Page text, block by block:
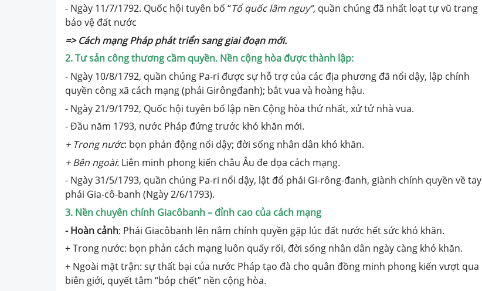
- Ngày 11/7/1792. Quốc hội tuyên bố “Tổ quốc lâm nguy”, quần chúng đã nhất loạt tự vũ trang
bảo vệ đất nước
=> Cách mạng Pháp phát triển sang giai đoạn mới.
2. Tư sản công thương cầm quyền. Nền cộng hòa được thành lập:
- Ngày 10/8/1792, quần chúng Pa-ri được sự hỗ trợ của các địa phương đã nổi dậy, lập chính
quyền công xã cách mạng (phái Girôngđanh); bắt vua và hoàng hậu.
- Ngày 21/9/1792, Quốc hội tuyên bố lập nền Cộng hòa thứ nhất, xử tử nhà vua.
- Đầu năm 1793, nước Pháp đứng trước khó khăn mới.
+ Trong nước: bọn phản động nổi dậy; đời sống nhân dân khó khăn.
+ Bên ngoài: Liên minh phong kiến châu Âu đe dọa cách mạng.
- Ngày 31/5/1793, quần chúng Pa-ri nổi dậy, lật đổ phái Gi-rông-đanh, giành chính quyền về tay
phái Gia-cô-banh (Ngày 2/6/1793).
3. Nền chuyên chính Giacôbanh – đỉnh cao của cách mạng
- Hoàn cảnh: Phái Giacôbanh lên nắm chính quyền gặp lúc đất nước hết sức khó khăn.
+ Trong nước: bọn phản cách mạng luôn quấy rối, đời sống nhân dân ngày càng khó khăn.
+ Ngoài mặt trận: sự thất bại của nước Pháp tạo đà cho quân đồng minh phong kiến vượt qua
biên giới, quyết tâm “bóp chết” nền cộng hòa.